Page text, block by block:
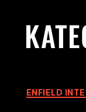
ENFIELD